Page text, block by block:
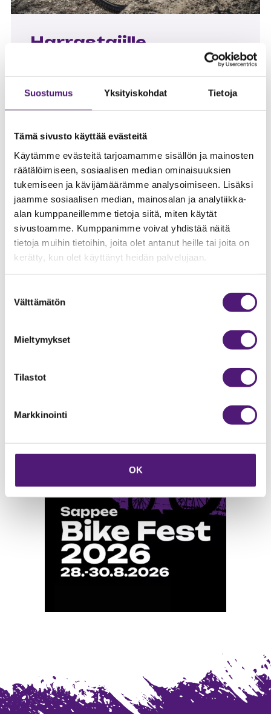
Suostumus Yksityiskohdat Tietoja
Tämä sivusto käyttää evästeitä
Käytämme evästeitä tarjoamamme sisällön ja mainosten
räätälöimiseen, sosiaalisen median ominaisuuksien
tukemiseen ja kävijämäärämme analysoimiseen. Lisäksi
jaamme sosiaalisen median, mainosalan ja analytiikka-
alan kumppaneillemme tietoja siitä, miten käytät
sivustoamme. Kumppanimme voivat yhdistää näitä
tietoja muihin tietoihin, joita olet antanut heille tai joita on
kerätty, kun olet käyttänyt heidän palvelujaan.
valinta
Välttämätön
Mieltymykset
Tilastot
Markkinointi
OK
Harrastajille
korkeuserot tarjoavat haastetta myös
Bike Park reittiesittely